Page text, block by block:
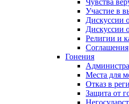
Чувства
Участие в
Дискуссии
Дискуссии
Религии и
Соглашения
Гонения
Места для
Отказ в
Защита от